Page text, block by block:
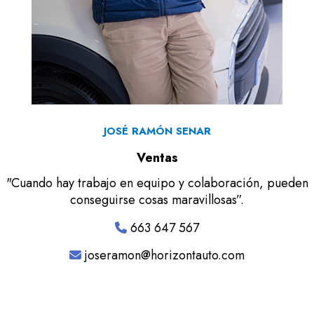
JOSÉ RAMÓN SENAR
Ventas
"Cuando hay trabajo en equipo y colaboración, pueden
conseguirse cosas maravillosas”.
663 647 567
joseramon@horizontauto.com